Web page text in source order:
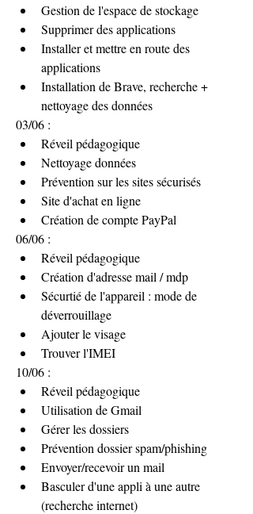
Gestion de l'espace de stockage
Supprimer des applications
Installer et mettre en route des
applications
Installation de Brave, recherche +
nettoyage des données
03/06 :
Réveil pédagogique
Nettoyage données
Prévention sur les sites sécurisés
Site d'achat en ligne
Création de compte PayPal
06/06 :
Réveil pédagogique
Création d'adresse mail / mdp
Sécurtié de l'appareil : mode de
déverrouillage
Ajouter le visage
Trouver l'IMEI
10/06 :
Réveil pédagogique
Utilisation de Gmail
Gérer les dossiers
Prévention dossier spam/phishing
Envoyer/recevoir un mail
Basculer d'une appli à une autre
(recherche internet)